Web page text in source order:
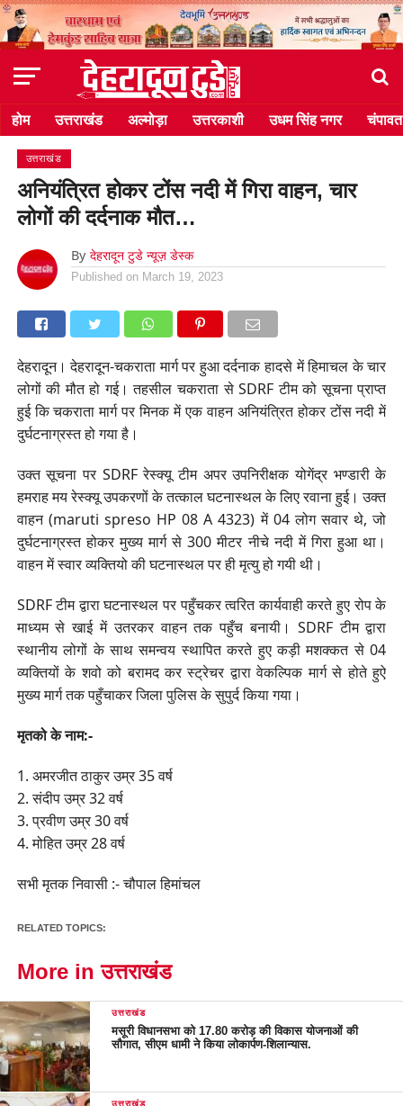
होम उत्तराखंड अल्मोड़ा उत्तरकाशी उधम सिंह नगर चंपावत
उत्तराखंड
अनियंत्रित होकर टोंस नदी में गिरा वाहन, चार
लोगों की दर्दनाक मौत…
By देहरादून टुडे न्यूज़ डेस्क
Published on March 19, 2023
देहरादून। देहरादून-चकराता मार्ग पर हुआ दर्दनाक हादसे में हिमाचल के चार
लोगों की मौत हो गई। तहसील चकराता से SDRF टीम को सूचना प्राप्त
हुई कि चकराता मार्ग पर मिनक में एक वाहन अनियंत्रित होकर टोंस नदी में
दुर्घटनाग्रस्त हो गया है।
उक्त सूचना पर SDRF रेस्क्यू टीम अपर उपनिरीक्षक योगेंद्र भण्डारी के
हमराह मय रेस्क्यू उपकरणों के तत्काल घटनास्थल के लिए रवाना हुई। उक्त
वाहन (maruti spreso HP 08 A 4323) में 04 लोग सवार थे, जो
दुर्घटनाग्रस्त होकर मुख्य मार्ग से 300 मीटर नीचे नदी में गिरा हुआ था।
वाहन में स्वार व्यक्तियो की घटनास्थल पर ही मृत्यु हो गयी थी।
SDRF टीम द्वारा घटनास्थल पर पहुँचकर त्वरित कार्यवाही करते हुए रोप के
माध्यम से खाई में उतरकर वाहन तक पहुँच बनायी। SDRF टीम द्वारा
स्थानीय लोगों के साथ समन्वय स्थापित करते हुए कड़ी मशक्कत से 04
व्यक्तियों के शवो को बरामद कर स्ट्रेचर द्वारा वेकल्पिक मार्ग से होते हुऐ
मुख्य मार्ग तक पहुँचाकर जिला पुलिस के सुपुर्द किया गया।
मृतको के नाम:-
1. अमरजीत ठाकुर उम्र 35 वर्ष
2. संदीप उम्र 32 वर्ष
3. प्रवीण उम्र 30 वर्ष
4. मोहित उम्र 28 वर्ष
सभी मृतक निवासी :- चौपाल हिमांचल
RELATED TOPICS:
More in उत्तराखंड
उत्तराखंड
मसूरी विधानसभा को 17.80 करोड़ की विकास योजनाओं की
सौगात, सीएम धामी ने किया लोकार्पण-शिलान्यास.
उत्तराखंड